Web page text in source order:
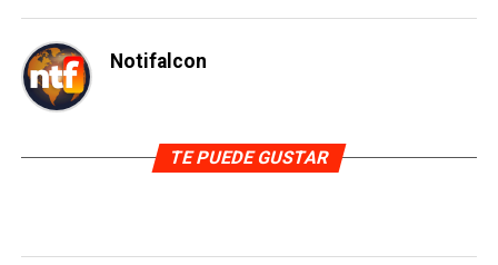
Notifalcon
TE PUEDE GUSTAR